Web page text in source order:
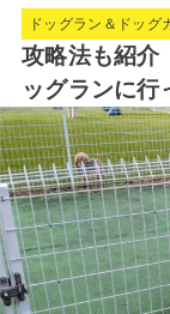
ドッグラン＆ドッグ
攻略法も紹介
ッグランに行